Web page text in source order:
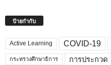
ป้ายกำกับ
Active Learning COVID-19
กระทรวงศึกษาธิการ การประกวด